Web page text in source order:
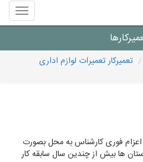
منوی
سایت
تعمیر
لوازم
تعمیرکار تعمیرات لوازم اداری
فوری کارشناس به محل بصورت
ها بیش از چندین سال سابقه کار